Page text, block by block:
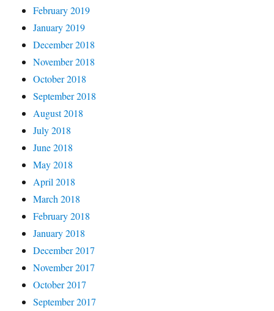
February 2019
January 2019
December 2018
November 2018
October 2018
September 2018
August 2018
July 2018
June 2018
May 2018
April 2018
March 2018
February 2018
January 2018
December 2017
November 2017
October 2017
September 2017